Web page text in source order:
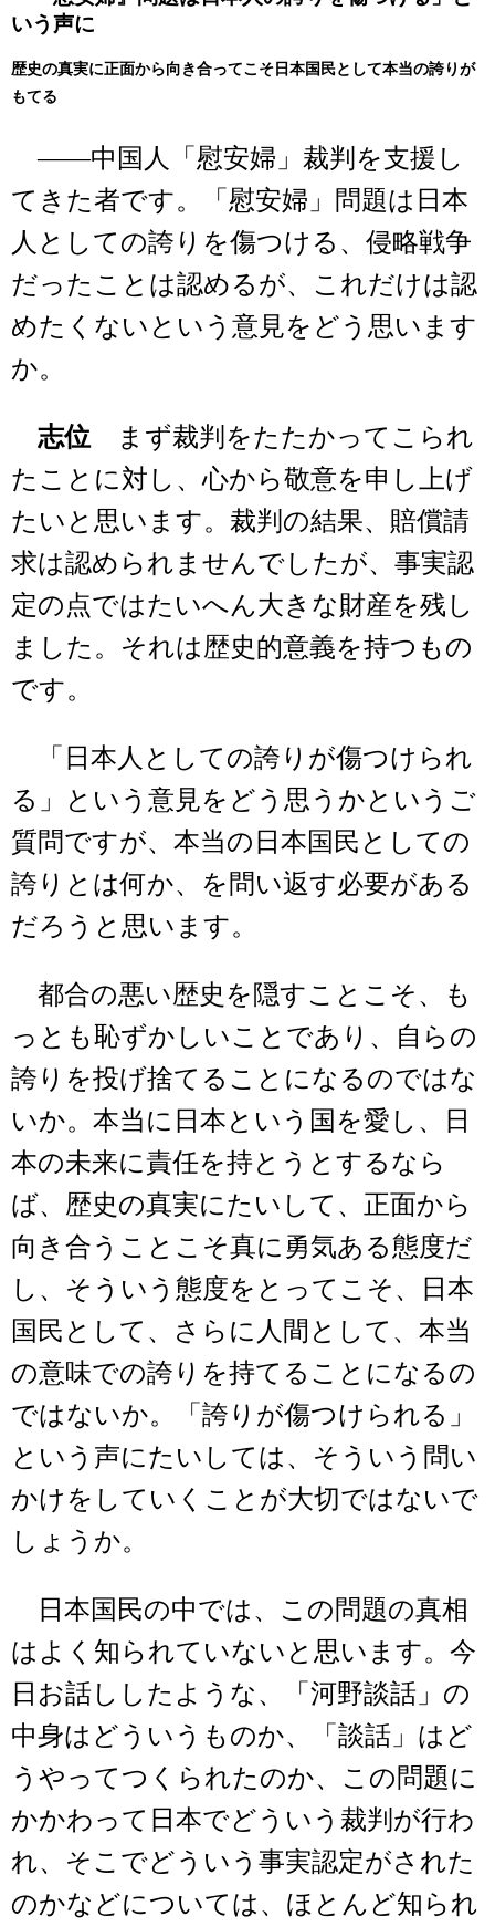
いう声に
歴史の真実に正面から向き合ってこそ日本国民として本当の誇りが
もてる
――中国人「慰安婦」裁判を支援し
てきた者です。「慰安婦」問題は日本
人としての誇りを傷つける、侵略戦争
だったことは認めるが、これだけは認
めたくないという意見をどう思います
か。
志位 まず裁判をたたかってこられ
たことに対し、心から敬意を申し上げ
たいと思います。裁判の結果、賠償請
求は認められませんでしたが、事実認
定の点ではたいへん大きな財産を残し
ました。それは歴史的意義を持つもの
です。
「日本人としての誇りが傷つけられ
る」という意見をどう思うかというご
質問ですが、本当の日本国民としての
誇りとは何か、を問い返す必要がある
だろうと思います。
都合の悪い歴史を隠すことこそ、も
っとも恥ずかしいことであり、自らの
誇りを投げ捨てることになるのではな
いか。本当に日本という国を愛し、日
本の未来に責任を持とうとするなら
ば、歴史の真実にたいして、正面から
向き合うことこそ真に勇気ある態度だ
し、そういう態度をとってこそ、日本
国民として、さらに人間として、本当
の意味での誇りを持てることになるの
ではないか。「誇りが傷つけられる」
という声にたいしては、そういう問い
かけをしていくことが大切ではないで
しょうか。
日本国民の中では、この問題の真相
はよく知られていないと思います。今
日お話ししたような、「河野談話」の
中身はどういうものか、「談話」はど
うやってつくられたのか、この問題に
かかわって日本でどういう裁判が行わ
れ、そこでどういう事実認定がされた
のかなどについては、ほとんど知られ